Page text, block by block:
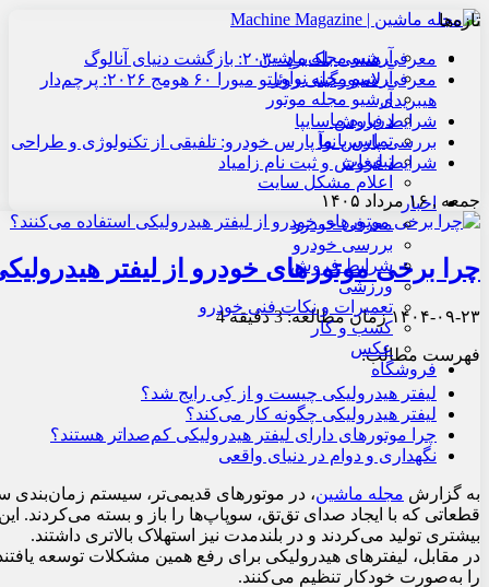
آرشیو مجله ماشین
آرشیو مجله نوآور
آرشیو مجله موتور
درباره ما
تماس با ما
تبلیغات
اعلام مشکل سایت
اخبار
معرفی خودرو
بررسی خودرو
شرایط فروش
ورزشی
تعمیرات و نکات فنی خودرو
کسب و کار
عکس
فروشگاه
تازه‌ها
معرفی هنسی بلک‌برد ۲۰۳۰: بازگشت دنیای آنالوگ
معرفی لامبورگینی روئلتو میورا ۶۰ هومج ۲۰۲۶: پرچم‌دار
هیبریدی
شرایط فروش سایپا
بررسی پارس نوآ پارس خودرو: تلفیقی از تکنولوژی و طراحی
شرایط فروش و ثبت نام زامیاد
جمعه , ۱۶ مرداد ۱۴۰۵
چرا برخی موتورهای خودرو از لیفتر
۱۴۰۴-۰۹-۲۳زمان مطالعه: 3 دقیقه 4
فهرست مطالب:
لیفتر هیدرولیکی چیست و از کِی رایج شد؟
لیفتر هیدرولیکی چگونه کار می‌کند؟
چرا موتورهای دارای لیفتر هیدرولیکی کم‌صداتر هستند؟
نگهداری و دوام در دنیای واقعی
به گزارش مجله ماشین، در موتورهای قدیمی‌تر، سیستم زمان‌بندی
بیشتری تولید می‌کردند و در بلندمدت نیز استهلاک بالاتری داشتند.
در مقابل، لیفترهای هیدرولیکی برای رفع همین مشکلات توسعه
را به‌صورت خودکار تنظیم می‌کنند.